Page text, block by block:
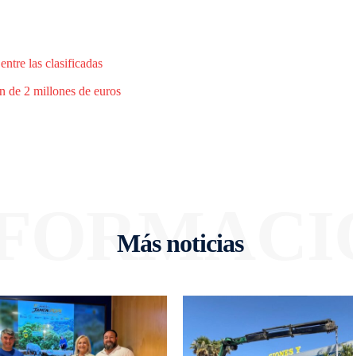
las clasificadas
de 2 millones de euros
Más noticias